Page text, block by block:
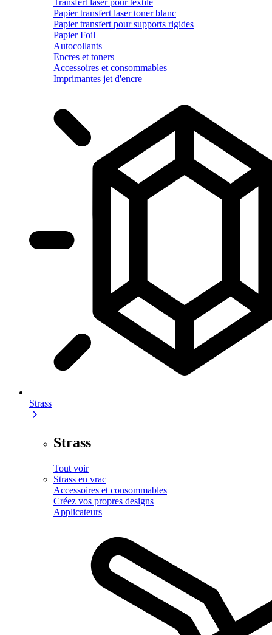
Papier transfert laser toner blanc
Papier transfert pour supports rigides
Papier Foil
Autocollants
Encres et toners
Accessoires et consommables
Imprimantes jet d'encre
Strass
Strass
Tout voir
Strass en vrac
Accessoires et consommables
Créez vos propres designs
Applicateurs